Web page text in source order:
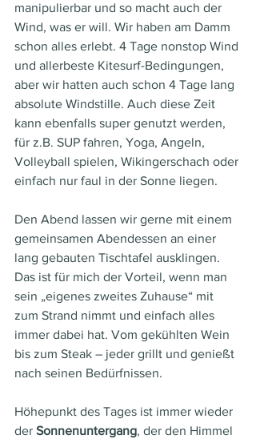
manipulierbar und so macht auch der
Wind, was er will. Wir haben am Damm
schon alles erlebt. 4 Tage nonstop Wind
und allerbeste Kitesurf-Bedingungen,
aber wir hatten auch schon 4 Tage lang
absolute Windstille. Auch diese Zeit
kann ebenfalls super genutzt werden,
für z.B. SUP fahren, Yoga, Angeln,
Volleyball spielen, Wikingerschach oder
einfach nur faul in der Sonne liegen.
Den Abend lassen wir gerne mit einem
gemeinsamen Abendessen an einer
lang gebauten Tischtafel ausklingen.
Das ist für mich der Vorteil, wenn man
sein „eigenes zweites Zuhause“ mit
zum Strand nimmt und einfach alles
immer dabei hat. Vom gekühlten Wein
bis zum Steak – jeder grillt und genießt
nach seinen Bedürfnissen.
Höhepunkt des Tages ist immer wieder
der Sonnenuntergang, der den Himmel